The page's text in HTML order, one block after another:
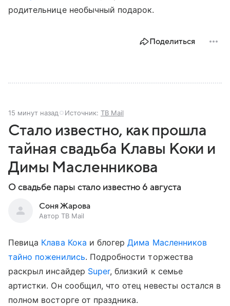
родительнице необычный подарок.
Поделиться
15 минут назад Источник: ТВ Mail
Стало известно, как прошла
тайная свадьба Клавы Коки и
Димы Масленникова
О свадьбе пары стало известно 6 августа
Соня Жарова
Автор ТВ Mail
Певица Клава Кока и блогерДима Масленников
тайно поженились. Подробности торжества
раскрыл инсайдер Super, близкий к семье
артистки. Он сообщил, что отец невесты остался в
полном восторге от праздника.